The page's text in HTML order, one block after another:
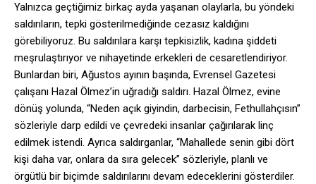
Yalnızca geçtiğimiz birkaç ayda yaşanan olaylarla, bu yöndeki
saldırıların, tepki gösterilmediğinde cezasız kaldığını
görebiliyoruz. Bu saldırılara karşı tepkisizlik, kadına şiddeti
meşrulaştırıyor ve nihayetinde erkekleri de cesaretlendiriyor.
Bunlardan biri, Ağustos ayının başında, Evrensel Gazetesi
çalışanı Hazal Ölmez’in uğradığı saldırı. Hazal Ölmez, evine
dönüş yolunda, “Neden açık giyindin, darbecisin, Fethullahçısın”
sözleriyle darp edildi ve çevredeki insanlar çağırılarak linç
edilmek istendi. Ayrıca saldırganlar, “Mahallede senin gibi dört
kişi daha var, onlara da sıra gelecek” sözleriyle, planlı ve
örgütlü bir biçimde saldırılarını devam edeceklerini gösterdiler.